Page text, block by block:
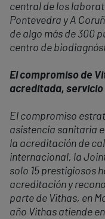
central de los
Pontevedra y A
de algo más de 300
centro de
El compromiso de
acreditada, servicio
El compromiso
asistencia sanitaria
la acreditación de
internacional, la
solo 15 prestigiosos
acreditación y
parte de Vithas, en
año Vithas atiende